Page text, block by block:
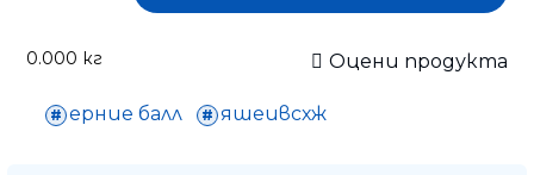
0.000 кг Оцени продукта
ерние балл яшеивсхж